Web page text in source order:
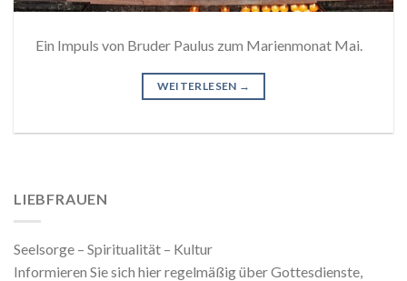
Ein Impuls von Bruder Paulus zum Marienmonat Mai.
WEITERLESEN →
LIEBFRAUEN
Seelsorge – Spiritualität – Kultur
Informieren Sie sich hier regelmäßig über Gottesdienste,